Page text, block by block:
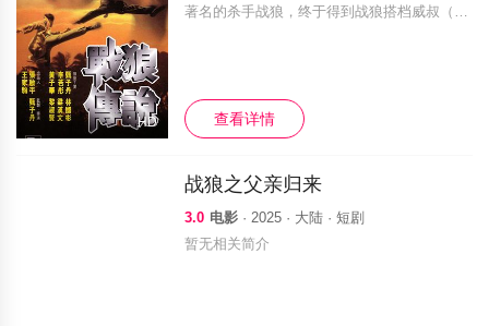
HD
著名的杀手战狼，终于得到战狼搭档威叔（黄
查看详情
战狼之父亲归来
3.0 电影 · 2025 · 大陆 · 短剧
暂无相关简介